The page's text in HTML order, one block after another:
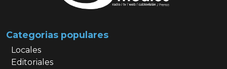
Categorias populares
Locales
Editoriales